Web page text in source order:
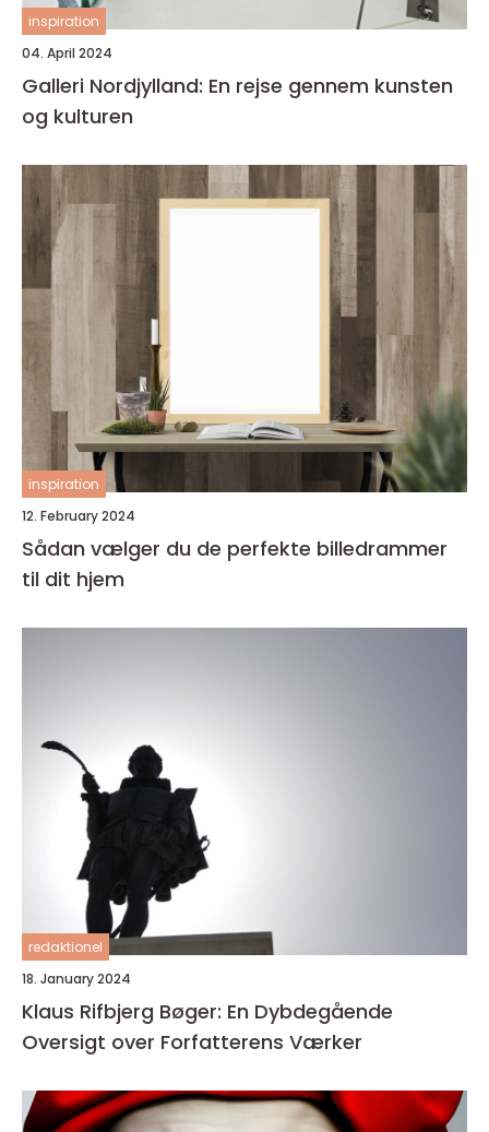
inspiration
04. April 2024
Galleri Nordjylland: En rejse gennem kunsten
og kulturen
inspiration
12. February 2024
Sådan vælger du de perfekte billedrammer
til dit hjem
redaktionel
18. January 2024
Klaus Rifbjerg Bøger: En Dybdegående
Oversigt over Forfatterens Værker